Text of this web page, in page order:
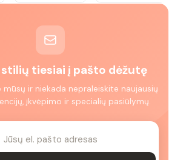
tiesiai į pašto dėžutę
mūsų ir niekada nepraleiskite naujausių
įkvėpimo ir specialių pasiūlymų.